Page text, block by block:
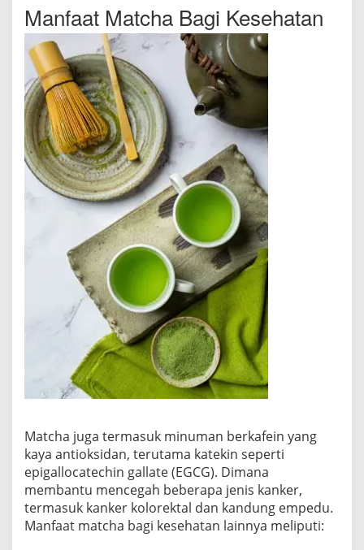
Manfaat Matcha Bagi Kesehatan
Matcha juga termasuk minuman berkafein yang
kaya antioksidan, terutama katekin seperti
epigallocatechin gallate (EGCG). Dimana
membantu mencegah beberapa jenis kanker,
termasuk kanker kolorektal dan kandung empedu.
Manfaat matcha bagi kesehatan lainnya meliputi: